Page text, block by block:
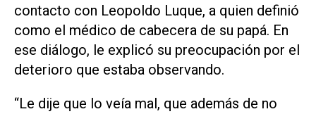
contacto con Leopoldo Luque, a quien definió
como el médico de cabecera de su papá. En
ese diálogo, le explicó su preocupación por el
deterioro que estaba observando.
“Le dije que lo veía mal, que además de no